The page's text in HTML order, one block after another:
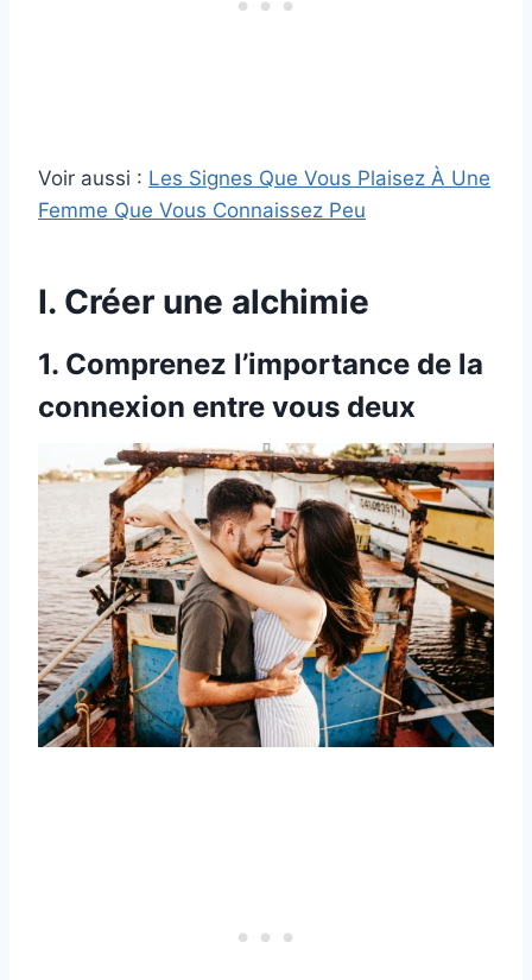
Voir aussi : Les Signes Que Vous Plaisez À Une
Femme Que Vous Connaissez Peu
I. Créer une alchimie
1. Comprenez l’importance de la
connexion entre vous deux